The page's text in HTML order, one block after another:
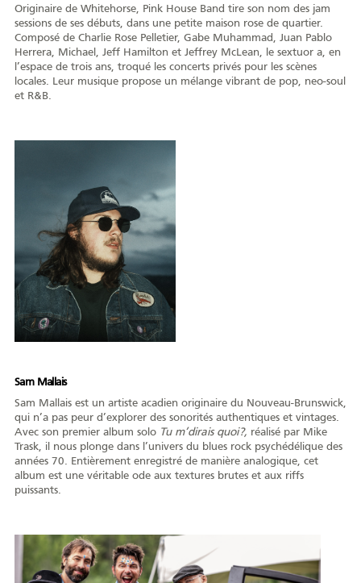
Originaire de Whitehorse, Pink House Band tire son nom des jam
sessions de ses débuts, dans une petite maison rose de quartier.
Composé de Charlie Rose Pelletier, Gabe Muhammad, Juan Pablo
Herrera, Michael, Jeff Hamilton et Jeffrey McLean, le sextuor a, en
l’espace de trois ans, troqué les concerts privés pour les scènes
locales. Leur musique propose un mélange vibrant de pop, neo-soul
et R&B.
Sam Mallais
Sam Mallais est un artiste acadien originaire du Nouveau-Brunswick,
qui n’a pas peur d’explorer des sonorités authentiques et vintages.
Avec son premier album solo Tu m’dirais quoi?, réalisé par Mike
Trask, il nous plonge dans l’univers du blues rock psychédélique des
années 70. Entièrement enregistré de manière analogique, cet
album est une véritable ode aux textures brutes et aux riffs
puissants.